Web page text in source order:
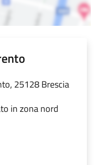
25128 Brescia
in zona nord